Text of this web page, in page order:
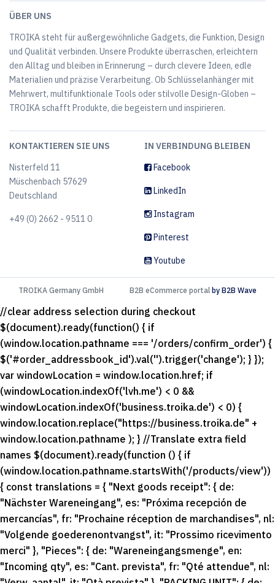
ÜBER UNS
TROIKA steht für außergewöhnliche Gadgets, die Funktion, Design
und Qualität verbinden. Unsere Produkte überraschen, erleichtern
den Alltag und bleiben in Erinnerung – durch clevere Ideen, edle
Materialien und präzise Verarbeitung. Ob Schlüsselanhänger mit
Mehrwert, multifunktionale Tools oder stilvolle Design-Globen –
TROIKA schafft Produkte, die begeistern und inspirieren.
KONTAKTIEREN SIE UNS
Nisterfeld 11
Müschenbach 57629
Deutschland
+49 (0) 2662 - 9511 0
IN VERBINDUNG BLEIBEN
Facebook
LinkedIn
Instagram
Pinterest
Youtube
TROIKA Germany GmbH B2B eCommerce portal by B2B Wave
//clear address selection during checkout
$(document).ready(function() { if
(window.location.pathname === '/orders/confirm_order') {
$('#order_addressbook_id').val('').trigger('change'); } });
var windowLocation = window.location.href; if
(windowLocation.indexOf('lvh.me') < 0 &&
windowLocation.indexOf('business.troika.de') < 0) {
window.location.replace("https://business.troika.de" +
window.location.pathname ); } //Translate extra field
names $(document).ready(function () { if
(window.location.pathname.startsWith('/products/view'))
{ const translations = { "Next goods receipt": { de:
"Nächster Wareneingang", es: "Próxima recepción de
mercancías", fr: "Prochaine réception de marchandises", nl:
"Volgende goederenontvangst", it: "Prossimo ricevimento
merci" }, "Pieces": { de: "Wareneingangsmenge", en:
"Incoming qty", es: "Cant. prevista", fr: "Qté attendue", nl: